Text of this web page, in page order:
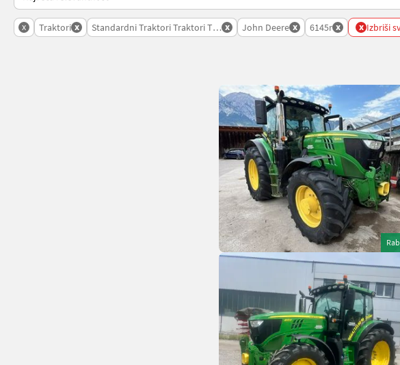
x Traktori x Standardni Traktori Traktori Tockasi
x John Deere x 6145r x x Izbriši